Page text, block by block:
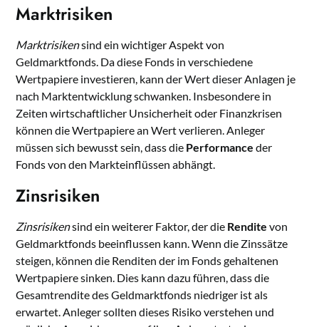
Marktrisiken
Marktrisikensind ein wichtiger Aspekt von
Geldmarktfonds. Da diese Fonds in verschiedene
Wertpapiere investieren, kann der Wert dieser Anlagen je
nach Marktentwicklung schwanken. Insbesondere in
Zeiten wirtschaftlicher Unsicherheit oder Finanzkrisen
können die Wertpapiere an Wert verlieren. Anleger
müssen sich bewusst sein, dass die Performance der
Fonds von den Markteinflüssen abhängt.
Zinsrisiken
Zinsrisikensind ein weiterer Faktor, der die Rendite von
Geldmarktfonds beeinflussen kann. Wenn die Zinssätze
steigen, können die Renditen der im Fonds gehaltenen
Wertpapiere sinken. Dies kann dazu führen, dass die
Gesamtrendite des Geldmarktfonds niedriger ist als
erwartet. Anleger sollten dieses Risiko verstehen und